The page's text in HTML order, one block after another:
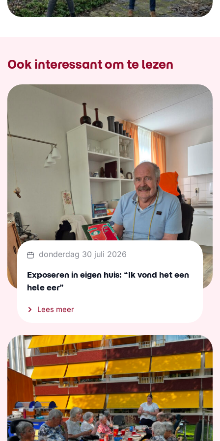
Ook interessant om te lezen
donderdag 30 juli 2026
Exposeren in eigen huis: “Ik vond het een
hele eer”
Lees meer